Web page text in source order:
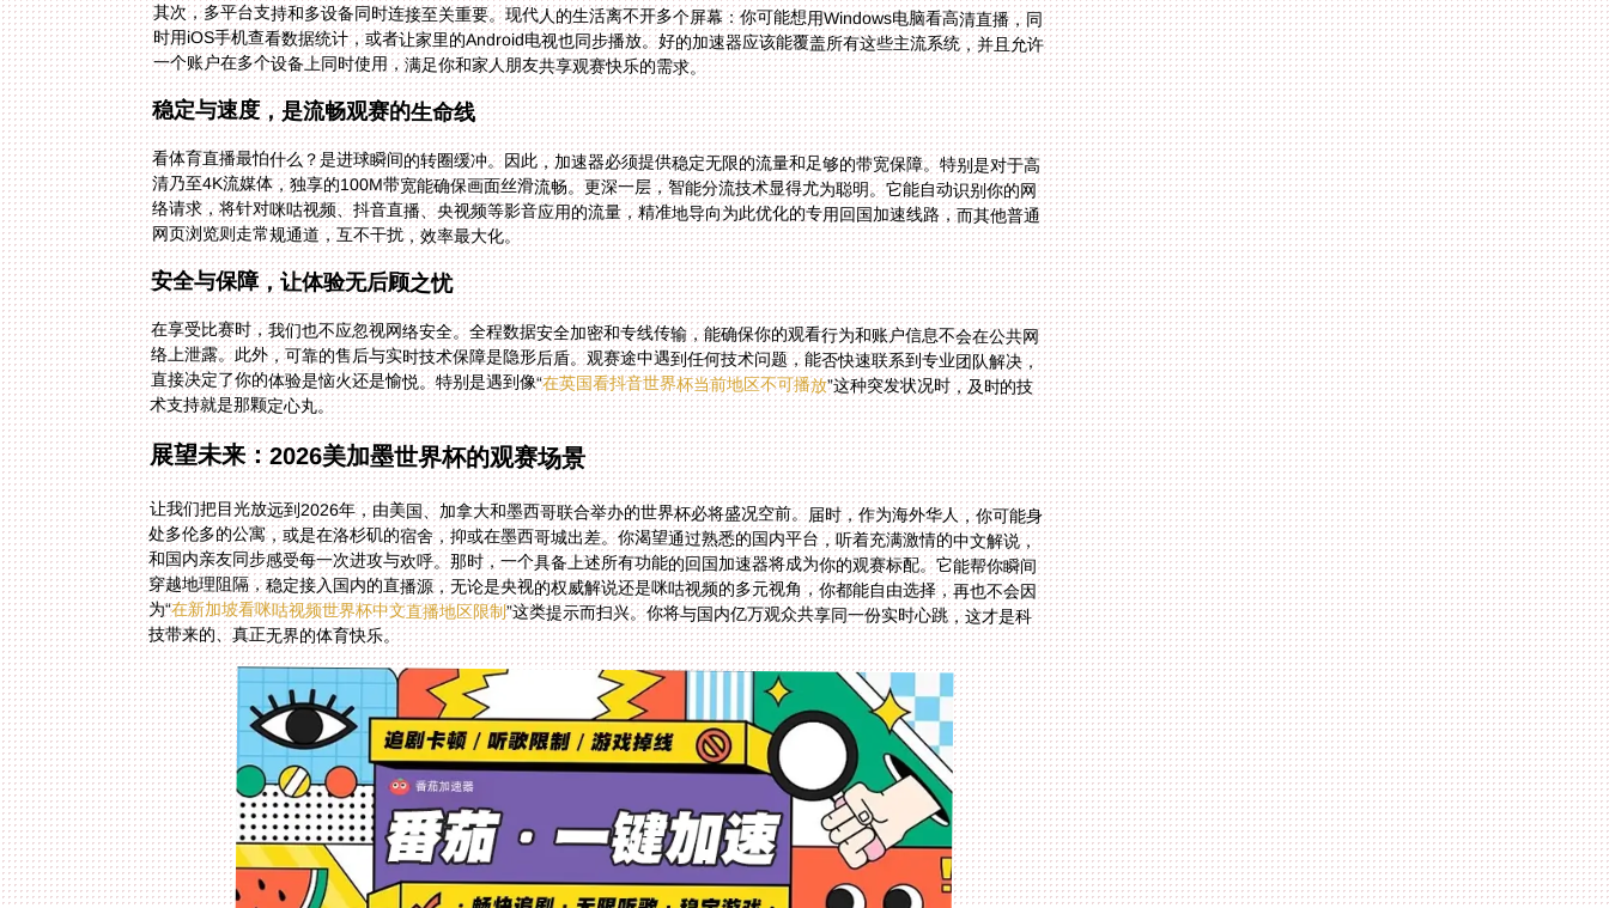
其次，多平台支持和多设备同时连接至关重要。现代人的生活离不开多个屏幕：你可能想用Windows电脑看高清直播，同
时用iOS手机查看数据统计，或者让家里的Android电视也同步播放。好的加速器应该能覆盖所有这些主流系统，并且允许
一个账户在多个设备上同时使用，满足你和家人朋友共享观赛快乐的需求。
稳定与速度，是流畅观赛的生命线
看体育直播最怕什么？是进球瞬间的转圈缓冲。因此，加速器必须提供稳定无限的流量和足够的带宽保障。特别是对于高
清乃至4K流媒体，独享的100M带宽能确保画面丝滑流畅。更深一层，智能分流技术显得尤为聪明。它能自动识别你的网
络请求，将针对咪咕视频、抖音直播、央视频等影音应用的流量，精准地导向为此优化的专用回国加速线路，而其他普通
网页浏览则走常规通道，互不干扰，效率最大化。
安全与保障，让体验无后顾之忧
在享受比赛时，我们也不应忽视网络安全。全程数据安全加密和专线传输，能确保你的观看行为和账户信息不会在公共网
络上泄露。此外，可靠的售后与实时技术保障是隐形后盾。观赛途中遇到任何技术问题，能否快速联系到专业团队解决，
直接决定了你的体验是恼火还是愉悦。特别是遇到像“在英国看抖音世界杯当前地区不可播放”这种突发状况时，及时的技
术支持就是那颗定心丸。
展望未来：2026美加墨世界杯的观赛场景
让我们把目光放远到2026年，由美国、加拿大和墨西哥联合举办的世界杯必将盛况空前。届时，作为海外华人，你可能身
处多伦多的公寓，或是在洛杉矶的宿舍，抑或在墨西哥城出差。你渴望通过熟悉的国内平台，听着充满激情的中文解说，
和国内亲友同步感受每一次进攻与欢呼。那时，一个具备上述所有功能的回国加速器将成为你的观赛标配。它能帮你瞬间
穿越地理阻隔，稳定接入国内的直播源，无论是央视的权威解说还是咪咕视频的多元视角，你都能自由选择，再也不会因
为“在新加坡看咪咕视频世界杯中文直播地区限制”这类提示而扫兴。你将与国内亿万观众共享同一份实时心跳，这才是科
技带来的、真正无界的体育快乐。